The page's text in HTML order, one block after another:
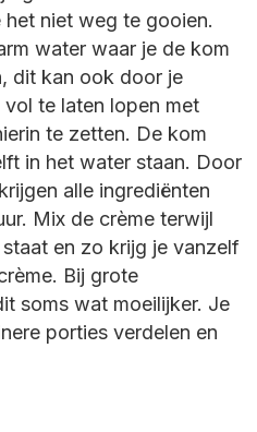
niet weg te gooien.
water waar je de kom
dit kan ook door je
te laten lopen met
te zetten. De kom
in het water staan. Door
alle ingrediënten
Mix de crème terwijl
en zo krijg je vanzelf
Bij grote
soms wat moeilijker. Je
porties verdelen en